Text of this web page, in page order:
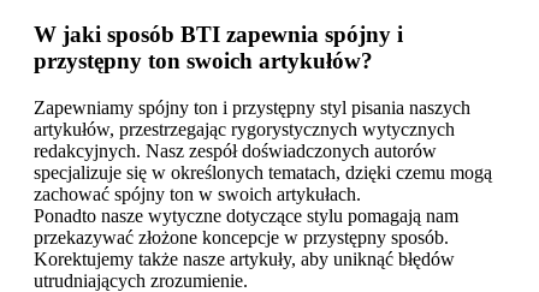
W jaki sposób BTI zapewnia spójny i
przystępny ton swoich artykułów?
Zapewniamy spójny ton i przystępny styl pisania naszych
artykułów, przestrzegając rygorystycznych wytycznych
redakcyjnych. Nasz zespół doświadczonych autorów
specjalizuje się w określonych tematach, dzięki czemu mogą
zachować spójny ton w swoich artykułach.
Ponadto nasze wytyczne dotyczące stylu pomagają nam
przekazywać złożone koncepcje w przystępny sposób.
Korektujemy także nasze artykuły, aby uniknąć błędów
utrudniających zrozumienie.